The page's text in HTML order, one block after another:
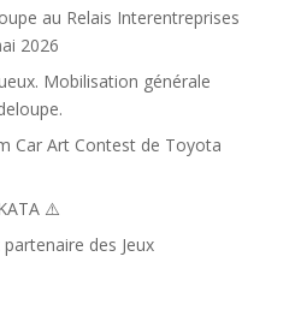
au Relais Interentreprises
2026
Mobilisation générale
Car Art Contest de Toyota
⚠️
des Jeux